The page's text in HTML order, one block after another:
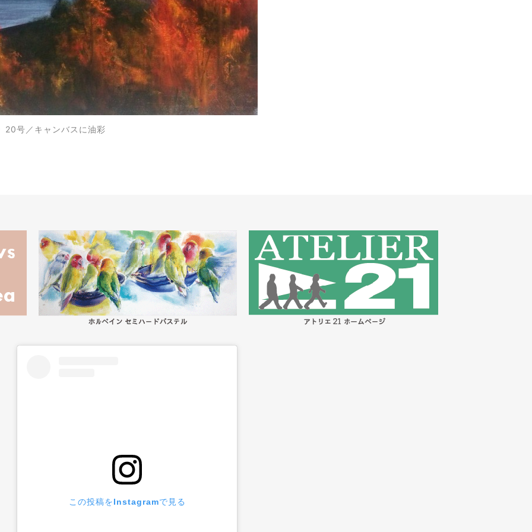
20号 ／キャンバスに油彩
この投稿をInstagramで見る